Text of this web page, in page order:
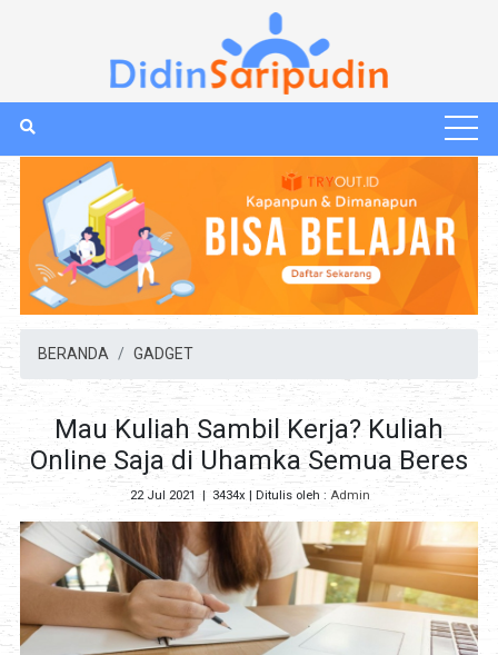
BERANDA GADGET
Mau Kuliah Sambil Kerja? Kuliah
Online Saja di Uhamka Semua Beres
22 Jul 2021 3434x | Ditulis oleh :Admin